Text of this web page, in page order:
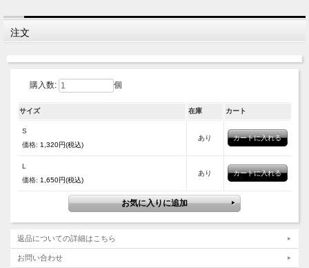
注文
購入数: 個
サイズ 在庫 カート
S
価格: 1,320円(税込)
あり
L
価格: 1,650円(税込)
あり
返品についての詳細はこちら
お問い合わせ